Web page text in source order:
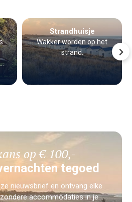
Strandhuisje
Wakker worden op het
strand.
op € 100,-
tegoed
nieuwsbrief en ontvang elke
accommodaties in je